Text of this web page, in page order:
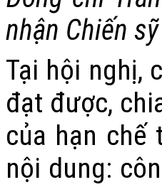
nhận Chiến
Tại hội nghị,
đạt được,
của hạn chế
nội dung: